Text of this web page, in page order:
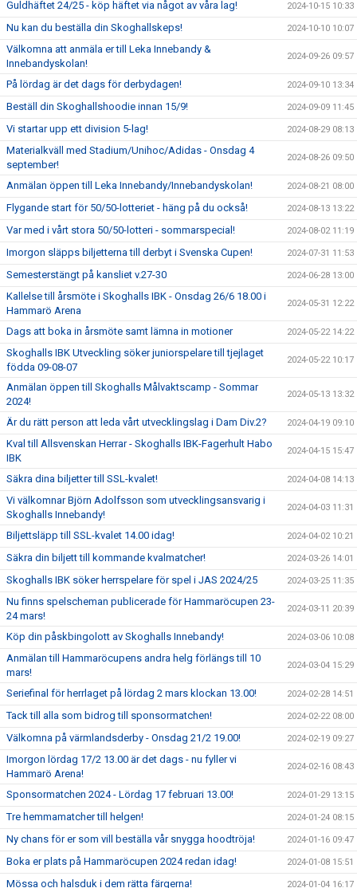
Guldhäftet 24/25 - köp häftet via något av våra lag! 2024-10-15 10:33
Nu kan du beställa din Skoghallskeps! 2024-10-10 10:07
Välkomna att anmäla er till Leka Innebandy &
Innebandyskolan!
2024-09-26 09:57
På lördag är det dags för derbydagen! 2024-09-10 13:34
Beställ din Skoghallshoodie innan 15/9! 2024-09-09 11:45
Vi startar upp ett division 5-lag! 2024-08-29 08:13
Materialkväll med Stadium/Unihoc/Adidas - Onsdag 4
september!
2024-08-26 09:50
Anmälan öppen till Leka Innebandy/Innebandyskolan! 2024-08-21 08:00
Flygande start för 50/50-lotteriet - häng på du också! 2024-08-13 13:22
Var med i vårt stora 50/50-lotteri - sommarspecial! 2024-08-02 11:19
Imorgon släpps biljetterna till derbyt i Svenska Cupen! 2024-07-31 11:53
Semesterstängt på kansliet v.27-30 2024-06-28 13:00
Kallelse till årsmöte i Skoghalls IBK - Onsdag 26/6 18.00 i
Hammarö Arena
2024-05-31 12:22
Dags att boka in årsmöte samt lämna in motioner 2024-05-22 14:22
Skoghalls IBK Utveckling söker juniorspelare till tjejlaget
födda 09-08-07
2024-05-22 10:17
Anmälan öppen till Skoghalls Målvaktscamp - Sommar
2024!
2024-05-13 13:32
Är du rätt person att leda vårt utvecklingslag i Dam Div.2? 2024-04-19 09:10
Kval till Allsvenskan Herrar - Skoghalls IBK-Fagerhult Habo
IBK
2024-04-15 15:47
Säkra dina biljetter till SSL-kvalet! 2024-04-08 14:13
Vi välkomnar Björn Adolfsson som utvecklingsansvarig i
Skoghalls Innebandy!
2024-04-03 11:31
Biljettsläpp till SSL-kvalet 14.00 idag! 2024-04-02 10:21
Säkra din biljett till kommande kvalmatcher! 2024-03-26 14:01
Skoghalls IBK söker herrspelare för spel i JAS 2024/25 2024-03-25 11:35
Nu finns spelscheman publicerade för Hammaröcupen 23-
24 mars!
2024-03-11 20:39
Köp din påskbingolott av Skoghalls Innebandy! 2024-03-06 10:08
Anmälan till Hammaröcupens andra helg förlängs till 10
mars!
2024-03-04 15:29
Seriefinal för herrlaget på lördag 2 mars klockan 13.00! 2024-02-28 14:51
Tack till alla som bidrog till sponsormatchen! 2024-02-22 08:00
Välkomna på värmlandsderby - Onsdag 21/2 19.00! 2024-02-19 09:27
Imorgon lördag 17/2 13.00 är det dags - nu fyller vi
Hammarö Arena!
2024-02-16 08:43
Sponsormatchen 2024 - Lördag 17 februari 13.00! 2024-01-29 13:15
Tre hemmamatcher till helgen! 2024-01-24 08:15
Ny chans för er som vill beställa vår snygga hoodtröja! 2024-01-16 09:47
Boka er plats på Hammaröcupen 2024 redan idag! 2024-01-08 15:51
Mössa och halsduk i dem rätta färgerna! 2024-01-04 16:17